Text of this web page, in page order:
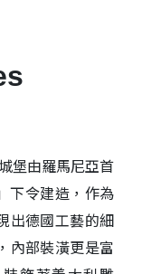
堡由羅馬尼亞首
下令建造，作為
出德國工藝的細
內部裝潢更是富